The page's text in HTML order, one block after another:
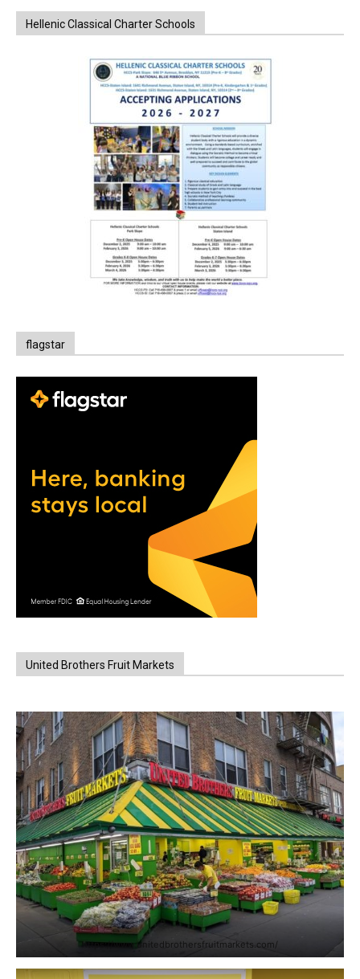
Hellenic Classical Charter Schools
flagstar
United Brothers Fruit Markets
https://www.unitedbrothersfruitmarkets.com/